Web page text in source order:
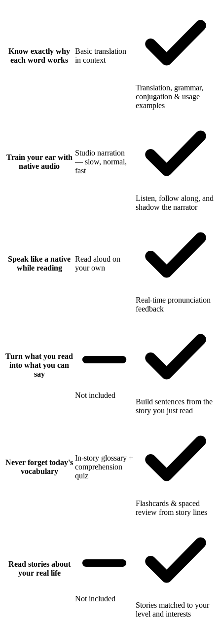
Know exactly why
each word works
Basic translation
in context
Translation, grammar,
conjugation & usage
examples
Train your ear with
native audio
Studio narration
— slow, normal,
fast
Listen, follow along, and
shadow the narrator
Speak like a native
while reading
Read aloud on
your own
Real-time pronunciation
feedback
Turn what you read
into what you can
say
Not included
Build sentences from the
story you just read
Never forget today's
vocabulary
In-story glossary +
comprehension
quiz
Flashcards & spaced
review from story lines
Read stories about
your real life
Not included
Stories matched to your
level and interests